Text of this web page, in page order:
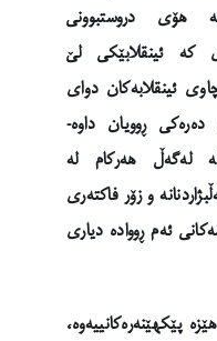
هۆی دروستبوونی
کە ئینقلابێکی لێ
ئینقلابەکان دوای
ڕوویان داوە-
لەگەڵ هەرکام لە
و زۆر فاکتەری
ئەم ڕووادە دیاری
پێکهێنەرەکانییەوە،